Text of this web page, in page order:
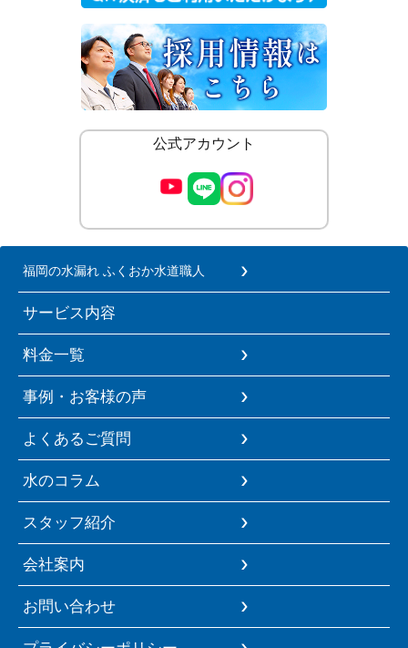
公式アカウント
福岡の水漏れ ふくおか水道職人
サービス内容
料金一覧
事例・お客様の声
よくあるご質問
水のコラム
スタッフ紹介
会社案内
お問い合わせ